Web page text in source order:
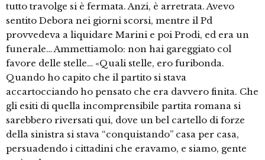
tutto travolge si è fermata. Anzi, è arretrata. Avevo
sentito Debora nei giorni scorsi, mentre il Pd
provvedeva a liquidare Marini e poi Prodi, ed era un
funerale… Ammettiamolo: non hai gareggiato col
favore delle stelle… «Quali stelle, ero furibonda.
Quando ho capito che il partito si stava
accartocciando ho pensato che era davvero finita. Che
gli esiti di quella incomprensibile partita romana si
sarebbero riversati qui, dove un bel cartello di forze
della sinistra si stava “conquistando” casa per casa,
persuadendo i cittadini che eravamo, e siamo, gente